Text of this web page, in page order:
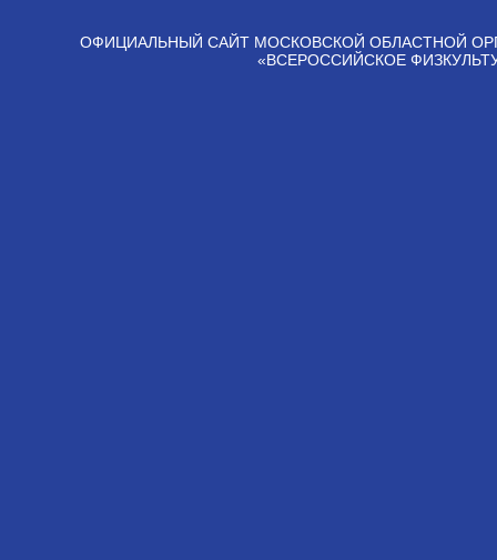
ОФИЦИАЛЬНЫЙ САЙТ МОСКОВСКОЙ ОБЛАСТНОЙ
«ВСЕРОССИЙСКОЕ